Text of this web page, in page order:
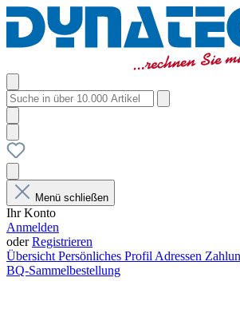
Menü schließen
Ihr Konto
Anmelden
oderRegistrieren
Übersicht Persönliches Profil Adressen
BQ-Sammelbestellung